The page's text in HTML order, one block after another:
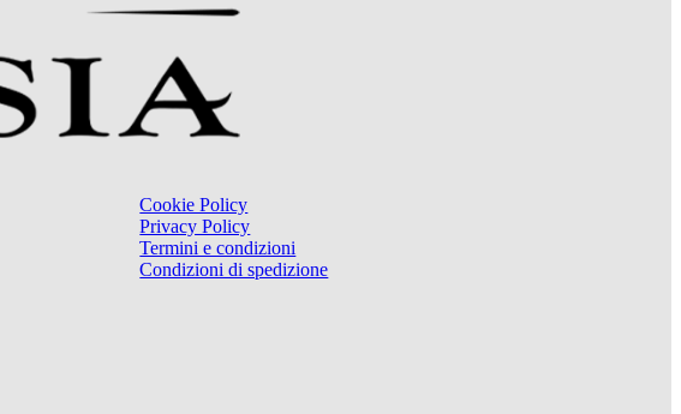
Cookie Policy
Privacy Policy
Termini e condizioni
Condizioni di spedizione